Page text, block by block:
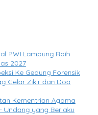
PWI Lampung Raih
2027
Ke Gedung Forensik
Gelar Zikir dan Doa
Kementrian Agama
Undang yang Berlaku